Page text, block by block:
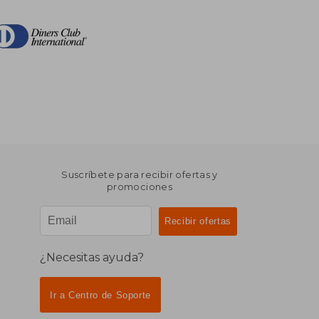
Suscríbete para recibir ofertas y
promociones
¿Necesitas ayuda?
Ir a Centro de Soporte